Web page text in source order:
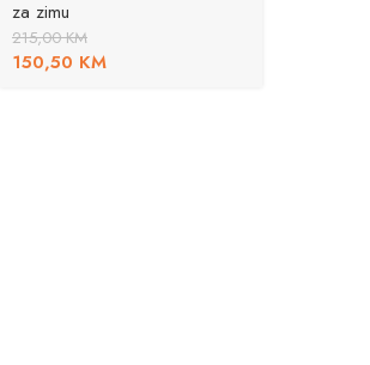
za zimu
215,00KM
150,50 KM